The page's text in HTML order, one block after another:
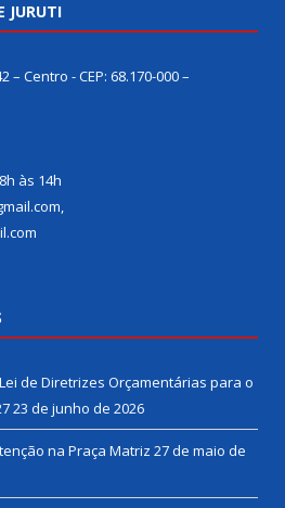
JURUTI
– Centro - CEP: 68.170-000 –
às 14h
de Diretrizes Orçamentárias para o
23 de junho de 2026
na Praça Matriz 27 de maio de